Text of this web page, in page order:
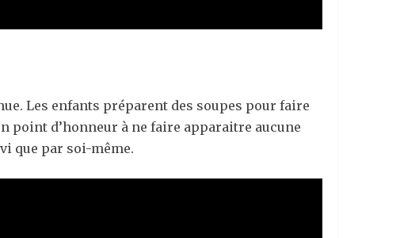
Les enfants préparent des soupes pour faire
point d’honneur à ne faire apparaitre aucune
que par soi-même.